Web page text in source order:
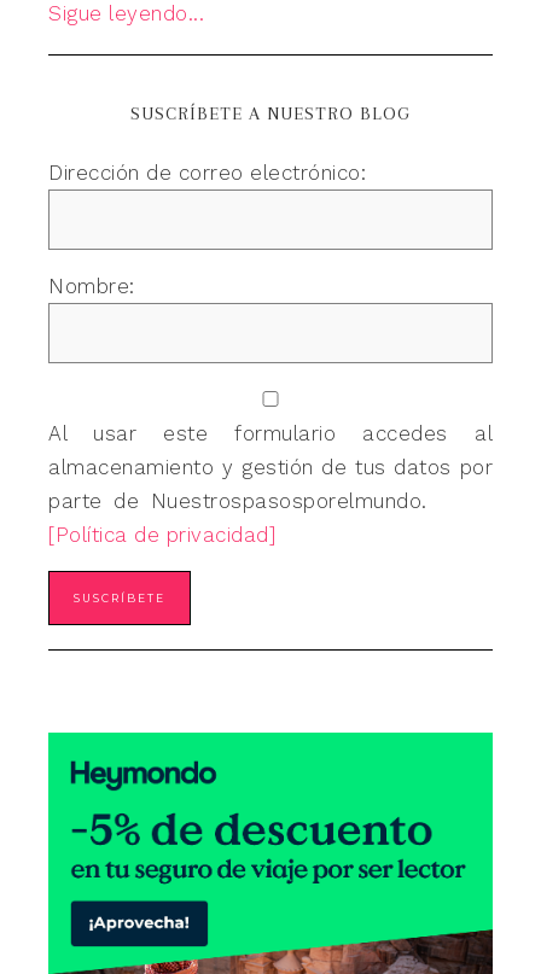
Sigue leyendo...
SUSCRÍBETE A NUESTRO BLOG
Dirección de correo electrónico:
Nombre:
Al usar este formulario accedes al
almacenamiento y gestión de tus datos por
parte de Nuestrospasosporelmundo.
[Política de privacidad]